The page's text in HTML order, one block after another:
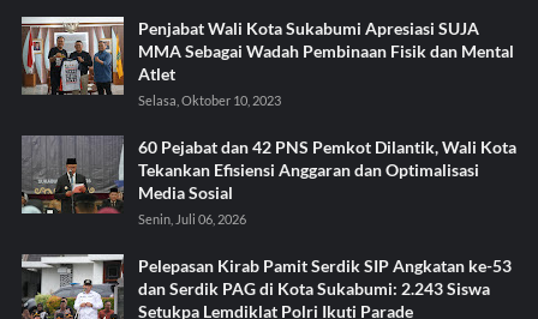
Penjabat Wali Kota Sukabumi Apresiasi SUJA
MMA Sebagai Wadah Pembinaan Fisik dan Mental
Atlet
Selasa, Oktober 10, 2023
60 Pejabat dan 42 PNS Pemkot Dilantik, Wali Kota
Tekankan Efisiensi Anggaran dan Optimalisasi
Media Sosial
Senin, Juli 06, 2026
Pelepasan Kirab Pamit Serdik SIP Angkatan ke-53
dan Serdik PAG di Kota Sukabumi: 2.243 Siswa
Setukpa Lemdiklat Polri Ikuti Parade